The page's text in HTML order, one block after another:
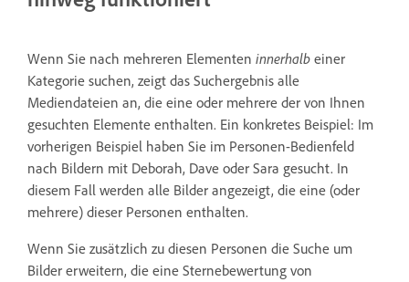
Wenn Sie nach mehreren Elementen innerhalb einer
Kategorie suchen, zeigt das Suchergebnis alle
Mediendateien an, die eine oder mehrere der von Ihnen
gesuchten Elemente enthalten. Ein konkretes Beispiel: Im
vorherigen Beispiel haben Sie im Personen-Bedienfeld
nach Bildern mit Deborah, Dave oder Sara gesucht. In
diesem Fall werden alle Bilder angezeigt, die eine (oder
mehrere) dieser Personen enthalten.
Wenn Sie zusätzlich zu diesen Personen die Suche um
Bilder erweitern, die eine Sternebewertung von